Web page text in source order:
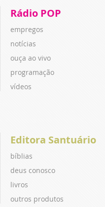
Rádio POP
empregos
notícias
ouça ao vivo
programação
vídeos
Editora Santuário
bíblias
deus conosco
livros
outros produtos